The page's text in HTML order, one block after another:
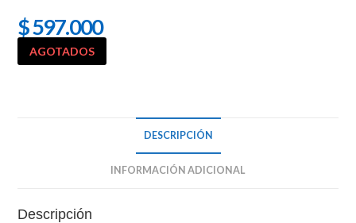
$597.000
AGOTADOS
DESCRIPCIÓN
INFORMACIÓN ADICIONAL
Descripción